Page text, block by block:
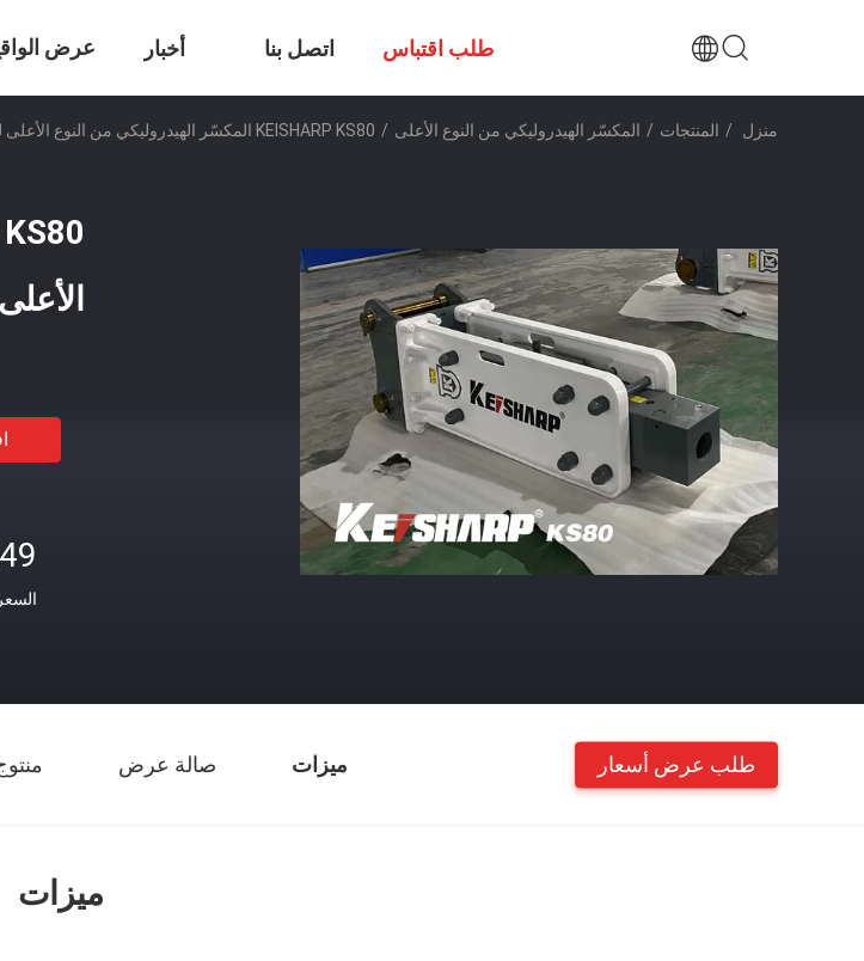
عرض
الافتراضي
أخبار اتصل بنا طلب اقتباس
منزل / المنتجات / المكسّر الهيدروليكي من النوع الأعلى / KEISHARP KS80 المكسّر الهيدروليكي من النوع الأعلى للمحفرة الصغيرة
السعر
ميزات صالة عرض طلب عرض أسعار
ميزات